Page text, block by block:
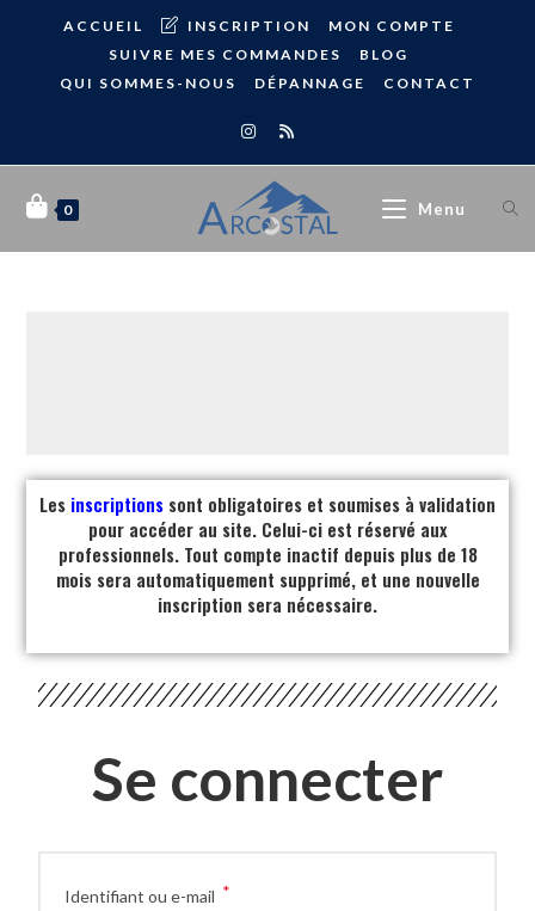
ACCUEIL INSCRIPTION
MON COMPTE
SUIVRE MES COMMANDES
BLOG
QUI SOMMES-NOUS
DÉPANNAGE CONTACT
0 Menu
Les inscriptions sont obligatoires et soumises à validation
pour accéder au site. Celui-ci est réservé aux
professionnels. Tout compte inactif depuis plus de 18
mois sera automatiquement supprimé, et une nouvelle
inscription sera nécessaire.
Se connecter
Identifiant ou e-mail *